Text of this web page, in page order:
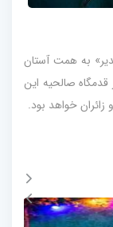
به همت آستان
صالحیه این